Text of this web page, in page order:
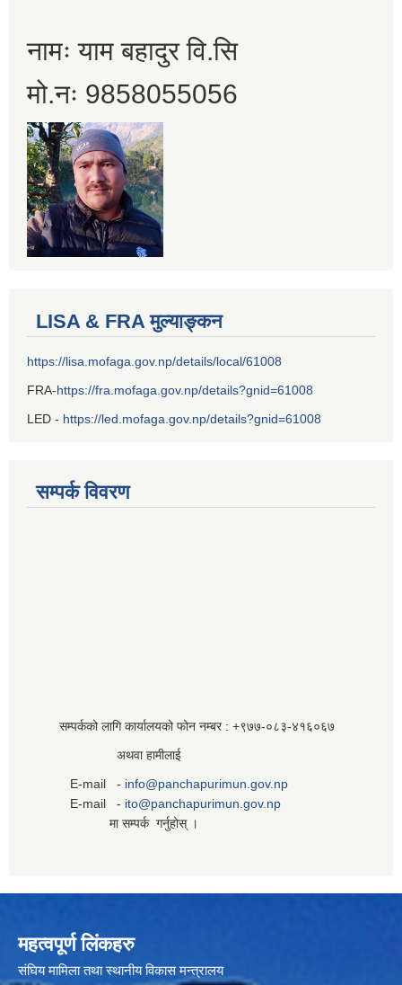
नामः याम बहादुर वि.सि
मो.नः 9858055056
LISA & FRA मुल्याङ्कन
https://lisa.mofaga.gov.np/details/local/61008
FRA-https://fra.mofaga.gov.np/details?gnid=61008
LED - https://led.mofaga.gov.np/details?gnid=61008
सम्पर्क विवरण
सम्पर्कको लागि कार्यालयको फोन नम्बर : +९७७-०८३‍-४१६०६७
अथवा हामीलाई
E-mail - info@panchapurimun.gov.np
E-mail - ito@panchapurimun.gov.np
मा सम्पर्क गर्नुहोस् ।
महत्वपूर्ण लिंकहरु
संघिय मामिला तथा स्थानीय विकास मन्त्रालय